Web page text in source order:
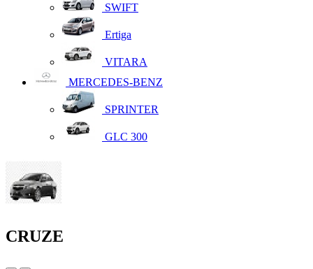
SWIFT
Ertiga
VITARA
MERCEDES-BENZ
SPRINTER
GLC 300
CRUZE